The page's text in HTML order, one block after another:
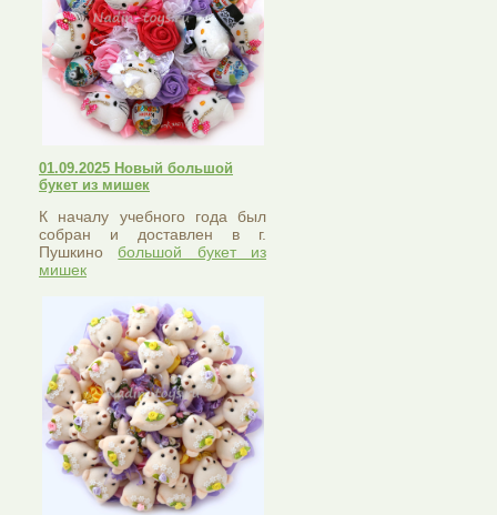
01.09.2025 Новый большой
букет из мишек
К началу учебного года был
собран и доставлен в г.
Пушкинобольшой букет из
мишек